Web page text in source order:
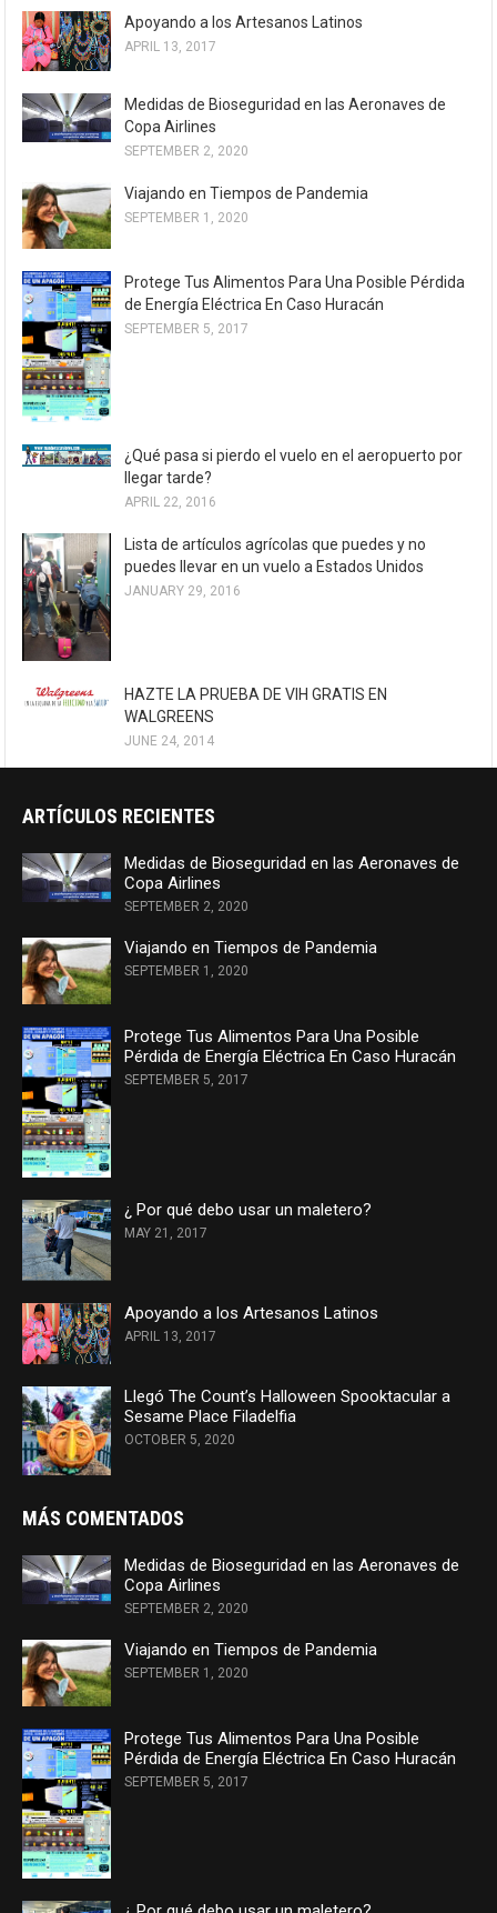
Apoyando a los Artesanos Latinos
APRIL 13, 2017
Medidas de Bioseguridad en las Aeronaves de
Copa Airlines
SEPTEMBER 2, 2020
Viajando en Tiempos de Pandemia
SEPTEMBER 1, 2020
Protege Tus Alimentos Para Una Posible Pérdida
de Energía Eléctrica En Caso Huracán
SEPTEMBER 5, 2017
¿Qué pasa si pierdo el vuelo en el aeropuerto por
llegar tarde?
APRIL 22, 2016
Lista de artículos agrícolas que puedes y no
puedes llevar en un vuelo a Estados Unidos
JANUARY 29, 2016
HAZTE LA PRUEBA DE VIH GRATIS EN
WALGREENS
JUNE 24, 2014
ARTÍCULOS RECIENTES
Medidas de Bioseguridad en las Aeronaves de
Copa Airlines
SEPTEMBER 2, 2020
Viajando en Tiempos de Pandemia
SEPTEMBER 1, 2020
Protege Tus Alimentos Para Una Posible
Pérdida de Energía Eléctrica En Caso Huracán
SEPTEMBER 5, 2017
¿ Por qué debo usar un maletero?
MAY 21, 2017
Apoyando a los Artesanos Latinos
APRIL 13, 2017
Llegó The Count’s Halloween Spooktacular a
Sesame Place Filadelfia
OCTOBER 5, 2020
MÁS COMENTADOS
Medidas de Bioseguridad en las Aeronaves de
Copa Airlines
SEPTEMBER 2, 2020
Viajando en Tiempos de Pandemia
SEPTEMBER 1, 2020
Protege Tus Alimentos Para Una Posible
Pérdida de Energía Eléctrica En Caso Huracán
SEPTEMBER 5, 2017